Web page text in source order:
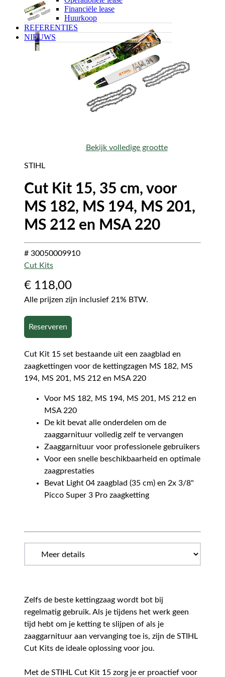
Financiële lease
Huurkoop
REFERENTIES
NIEUWS
Bekijk volledige grootte
STIHL
Cut Kit 15, 35 cm, voor
MS 182, MS 194, MS 201,
MS 212 en MSA 220
# 30050009910
Cut Kits
€ 118,00
Alle prijzen zijn inclusief 21% BTW.
Reserveren
Cut Kit 15 set bestaande uit een zaagblad en
zaagkettingen voor de kettingzagen MS 182, MS
194, MS 201, MS 212 en MSA 220
Voor MS 182, MS 194, MS 201, MS 212 en
MSA 220
De kit bevat alle onderdelen om de
zaaggarnituur volledig zelf te vervangen
Zaaggarnituur voor professionele gebruikers
Voor een snelle beschikbaarheid en optimale
zaagprestaties
Bevat Light 04 zaagblad (35 cm) en 2x 3/8"
Picco Super 3 Pro zaagketting
Zelfs de beste kettingzaag wordt bot bij
regelmatig gebruik. Als je tijdens het werk geen
tijd hebt om je ketting te slijpen of als je
zaaggarnituur aan vervanging toe is, zijn de STIHL
Cut Kits de ideale oplossing voor jou.
Met de STIHL Cut Kit 15 zorg je er proactief voor